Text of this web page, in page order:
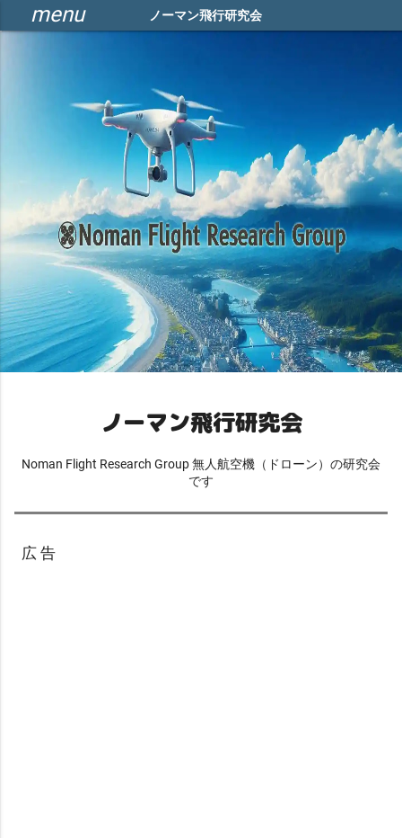
ノーマン飛行研究会
menu
ノーマン飛行研究会
Noman Flight Research Group 無人航空機（ドローン）の研究会
です
広 告